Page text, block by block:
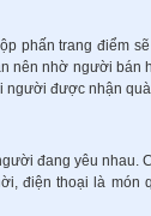
phấn trang điểm
nên nhờ người bán
người được nhận
đang yêu nhau.
điện thoại là món